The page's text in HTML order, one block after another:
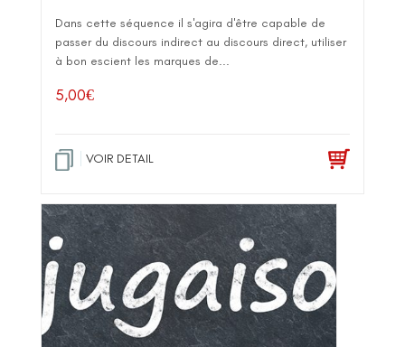
Dans cette séquence il s'agira d'être capable de
passer du discours indirect au discours direct, utiliser
à bon escient les marques de...
5,00€
VOIR DETAIL